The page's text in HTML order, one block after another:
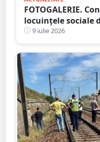
FOTOGALERIE.
locuințele sociale
Poliția Locală și ce
9 iulie 2026